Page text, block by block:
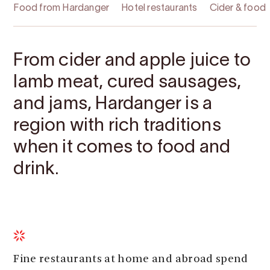
Food from Hardanger Hotel restaurants Cider & food
From cider and apple juice to
lamb meat, cured sausages,
and jams, Hardanger is a
region with rich traditions
when it comes to food and
drink.
Fine restaurants at home and abroad spend